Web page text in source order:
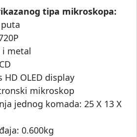
tipa mikroskopa:
i metal
HD OLED display
mikroskop
jednog komada: 25 X 13 X
0.600kg